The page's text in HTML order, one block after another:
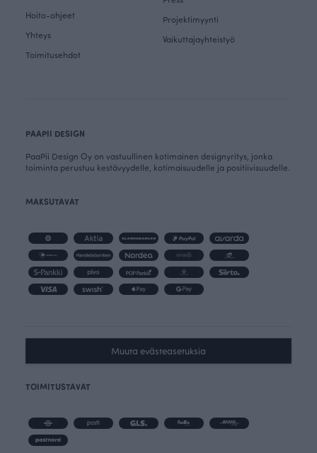
Hoito-ohjeet
Yhteys
Toimitusehdot
Projektimyynti
Vaikuttajayhteistyö
PAAPII DESIGN
PaaPii Design Oy on vastuullinen kotimainen designyritys, jonka
toiminta perustuu kestävyydelle, kotimaisuudelle ja positiivisuudelle.
MAKSUTAVAT
Muuta evästeasetuksia
TOIMITUSTAVAT